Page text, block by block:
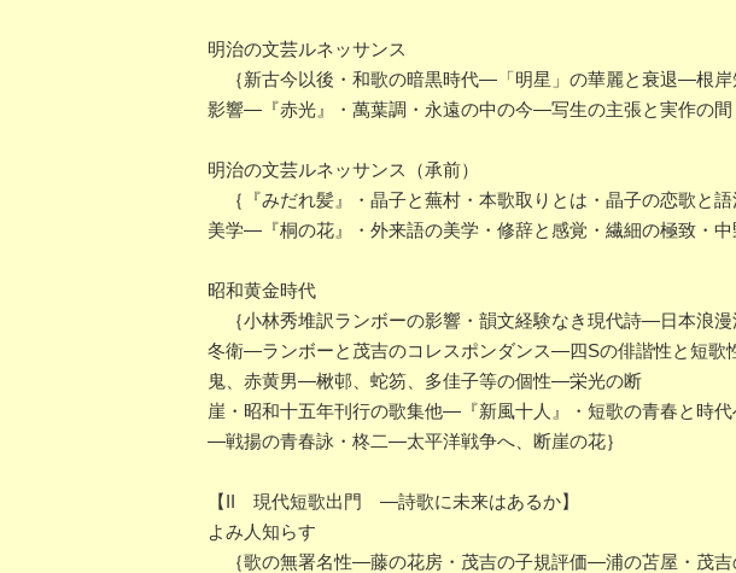
明治の文芸ルネッサンス
｛新古今以後・和歌の暗黒時代―「明星」の華麗と衰退―根
影響―『赤光』・萬葉調・永遠の中の今―写生の主張と実作の
明治の文芸ルネッサンス（承前）
｛『みだれ髪』・晶子と蕪村・本歌取りとは・晶子の恋歌と
美学―『桐の花』・外来語の美学・修辞と感覚・繊細の極致・中
昭和黄金時代
｛小林秀堆訳ランボーの影響・韻文経験なき現代詩―日本浪
冬衛―ランボーと茂吉のコレスポンダンス―四Sの俳諧性と短
鬼、赤黄男―楸邨、蛇笏、多佳子等の個性―栄光の断
崖・昭和十五年刊行の歌集他―『新風十人』・短歌の青春と時
―戦揚の青春詠・柊二―太平洋戦争へ、断崖の花｝
【II 現代短歌出門 ―詩歌に未来はあるか】
よみ人知らす
｛歌の無署名性―藤の花房・茂吉の子規評価―浦の苫屋・茂